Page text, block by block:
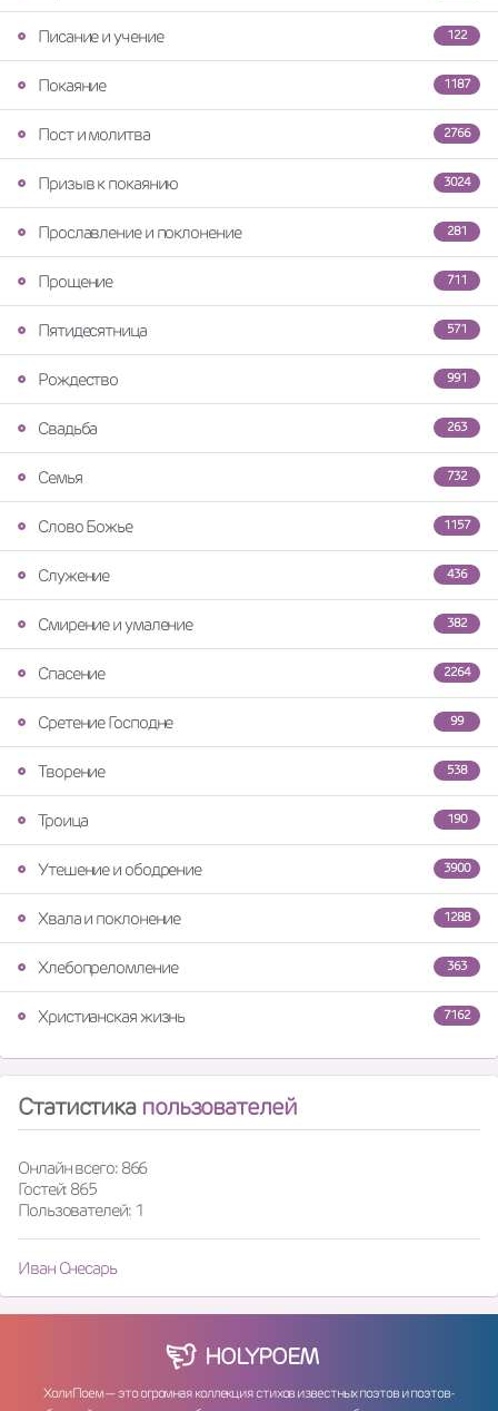
122
Писание и учение
1187
Покаяние
2766
Пост и молитва
3024
Призыв к покаянию
281
Прославление и поклонение
711
Прощение
571
Пятидесятница
991
Рождество
263
Свадьба
732
Семья
1157
Слово Божье
436
Служение
382
Смирение и умаление
2264
Спасение
99
Сретение Господне
538
Творение
190
Троица
3900
Утешение и ободрение
1288
Хвала и поклонение
363
Хлебопреломление
7162
Христианская жизнь
Статистика пользователей
Онлайн всего: 866
Гостей: 865
Пользователей: 1
Иван Снесарь
HOLYPOEM
ХолиПоем — это огромная коллекция стихов известных поэтов и поэтов-